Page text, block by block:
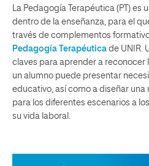
La Pedagogía Terapéutica (PT)
dentro de la enseñanza, para el
través de complementos
Pedagogía Terapéutica de UNIR.
claves para aprender a reconocer
un alumno puede presentar
educativo, así como a diseñar
para los diferentes escenarios a
su vida laboral.